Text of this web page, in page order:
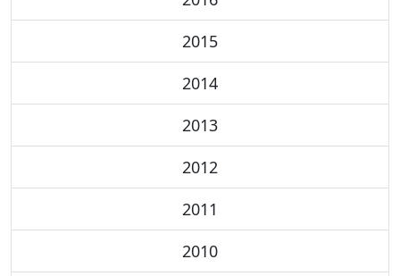
2015
2014
2013
2012
2011
2010